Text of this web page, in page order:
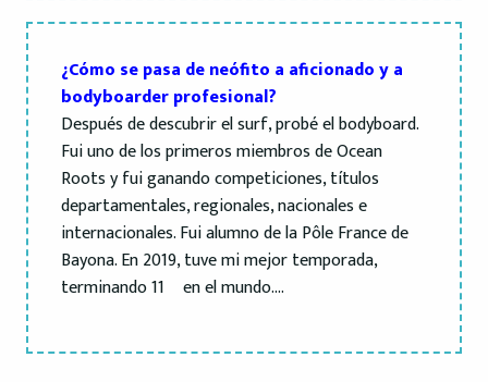
¿Cómo se pasa de neófito a aficionado y a
bodyboarder profesional?
Después de descubrir el surf, probé el bodyboard.
Fui uno de los primeros miembros de Ocean
Roots y fui ganando competiciones, títulos
departamentales, regionales, nacionales e
internacionales. Fui alumno de la Pôle France de
Bayona. En 2019, tuve mi mejor temporada,
terminando 11º en el mundo….